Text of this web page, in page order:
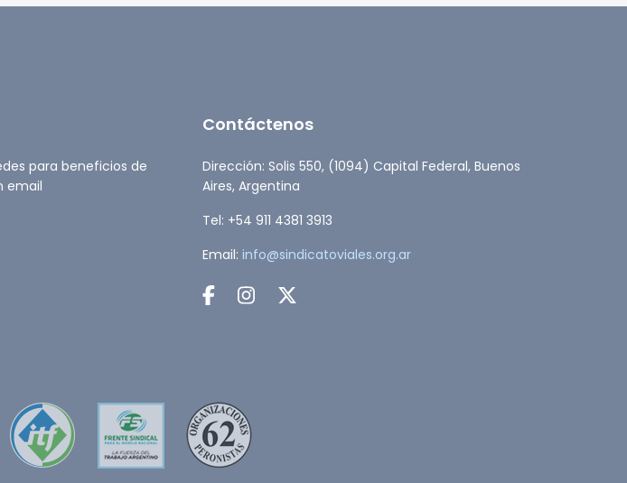
para beneficios de
email
Contáctenos
Dirección: Solis 550, (1094) Capital Federal, Buenos
Aires, Argentina
Tel: +54 911 4381 3913
Email: info@sindicatoviales.org.ar